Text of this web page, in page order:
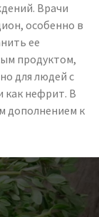
Врачи
особенно в
ее
продуктом,
для людей с
как нефрит. В
дополнением к